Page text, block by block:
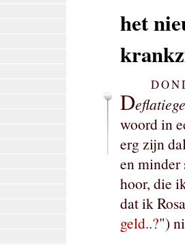
het
D
woord in
erg zijn
en minder
hoor, die
dat ik
geld..?")